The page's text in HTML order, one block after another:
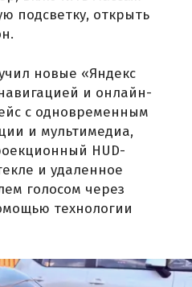
подсветку, открыть
новые «Яндекс
и онлайн-
с одновременным
и мультимедиа,
HUD-
и удаленное
голосом через
технологии